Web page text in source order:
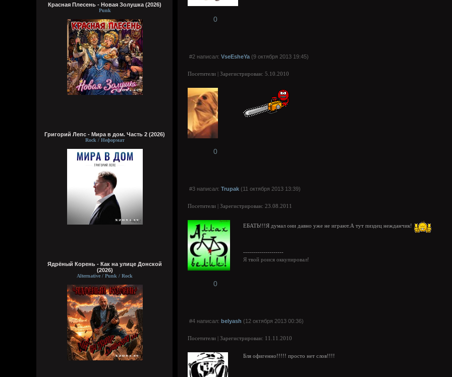
Красная Плесень - Новая Золушка (2026)
Punk
Григорий Лепс - Мира в дом. Часть 2 (2026)
Rock / Неформат
Ядрёный Корень - Как на улице Донской
(2026)
Alternative / Punk / Rock
0
#2 написал: VseEsheYa (9 октября 2013 19:45)
Посетители | Зарегистрирован: 5.10.2010
0
#3 написал: Trupak (11 октября 2013 13:39)
Посетители | Зарегистрирован: 23.08.2011
ЕБАТЬ!!!Я думал они давно уже не играют.А тут пиздец нежданчик!
--------------------
Я твой роися оккупировал!
0
#4 написал: belyash (12 октября 2013 00:36)
Посетители | Зарегистрирован: 11.11.2010
Бля офигенно!!!!! просто нет слов!!!!